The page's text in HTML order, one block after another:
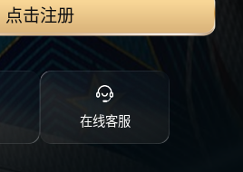
点击注册
在线客服